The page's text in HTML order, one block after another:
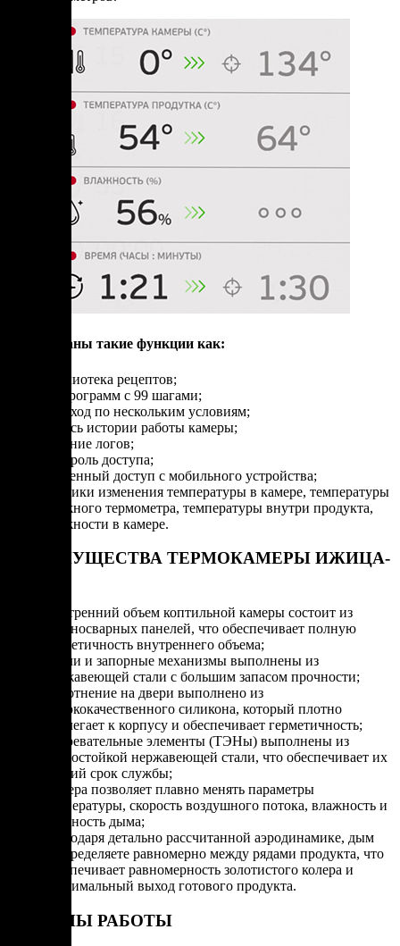
Реализованы такие функции как:
библиотека рецептов;
99 программ с 99 шагами;
переход по нескольким условиям;
запись истории работы камеры;
ведение логов;
контроль доступа;
удаленный доступ с мобильного устройства;
графики изменения температуры в камере, температуры
влажного термометра, температуры внутри продукта,
влажности в камере.
ПРЕИМУЩЕСТВА ТЕРМОКАМЕРЫ ИЖИЦА-
Внутренний объем коптильной камеры состоит из
цельносварных панелей, что обеспечивает полную
герметичность внутреннего объема;
Петли и запорные механизмы выполнены из
нержавеющей стали с большим запасом прочности;
Уплотнение на двери выполнено из
высококачественного силикона, который плотно
прилегает к корпусу и обеспечивает герметичность;
Нагревательные элементы (ТЭНы) выполнены из
термостойкой нержавеющей стали, что обеспечивает их
долгий срок службы;
Камера позволяет плавно менять параметры
температуры, скорость воздушного потока, влажность и
плотность дыма;
Благодаря детально рассчитанной аэродинамике, дым
распределяете равномерно между рядами продукта, что
обеспечивает равномерность золотистого колера и
максимальный выход готового продукта.
РЕЖИМЫ РАБОТЫ